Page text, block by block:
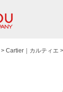
Cartier｜カルティエ